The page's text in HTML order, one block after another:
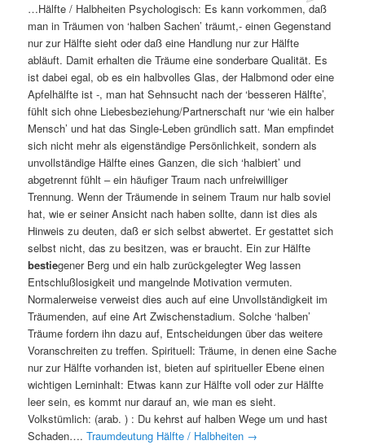
…Hälfte / Halbheiten Psychologisch: Es kann vorkommen, daß
man in Träumen von ‘halben Sachen’ träumt,- einen Gegenstand
nur zur Hälfte sieht oder daß eine Handlung nur zur Hälfte
abläuft. Damit erhalten die Träume eine sonderbare Qualität. Es
ist dabei egal, ob es ein halbvolles Glas, der Halbmond oder eine
Apfelhälfte ist -, man hat Sehnsucht nach der ‘besseren Hälfte’,
fühlt sich ohne Liebesbeziehung/Partnerschaft nur ‘wie ein halber
Mensch’ und hat das Single-Leben gründlich satt. Man empfindet
sich nicht mehr als eigenständige Persönlichkeit, sondern als
unvollständige Hälfte eines Ganzen, die sich ‘halbiert’ und
abgetrennt fühlt – ein häufiger Traum nach unfreiwilliger
Trennung. Wenn der Träumende in seinem Traum nur halb soviel
hat, wie er seiner Ansicht nach haben sollte, dann ist dies als
Hinweis zu deuten, daß er sich selbst abwertet. Er gestattet sich
selbst nicht, das zu besitzen, was er braucht. Ein zur Hälfte
bestiegener Berg und ein halb zurückgelegter Weg lassen
Entschlußlosigkeit und mangelnde Motivation vermuten.
Normalerweise verweist dies auch auf eine Unvollständigkeit im
Träumenden, auf eine Art Zwischenstadium. Solche ‘halben’
Träume fordern ihn dazu auf, Entscheidungen über das weitere
Voranschreiten zu treffen. Spirituell: Träume, in denen eine Sache
nur zur Hälfte vorhanden ist, bieten auf spiritueller Ebene einen
wichtigen Lerninhalt: Etwas kann zur Hälfte voll oder zur Hälfte
leer sein, es kommt nur darauf an, wie man es sieht.
Volkstümlich: (arab. ) : Du kehrst auf halben Wege um und hast
Schaden….Traumdeutung Hälfte / Halbheiten →